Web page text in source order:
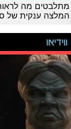
מתלבטים מה
המלצה ענקית של
ווידיאו